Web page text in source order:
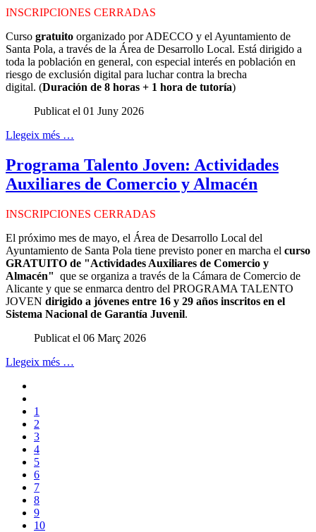
INSCRIPCIONES CERRADAS
Curso gratuito organizado por ADECCO y el Ayuntamiento de
Santa Pola, a través de la Área de Desarrollo Local. Está dirigido a
toda la población en general, con especial interés en población en
riesgo de exclusión digital para luchar contra la brecha
digital. (Duración de 8 horas + 1 hora de tutoría)
Publicat el 01 Juny 2026
Llegeix més …
Programa Talento Joven: Actividades
Auxiliares de Comercio y Almacén
INSCRIPCIONES CERRADAS
El próximo mes de mayo, el Área de Desarrollo Local del
Ayuntamiento de Santa Pola tiene previsto poner en marcha el curso
GRATUITO de "Actividades Auxiliares de Comercio y
Almacén" que se organiza a través de la Cámara de Comercio de
Alicante y que se enmarca dentro del PROGRAMA TALENTO
JOVEN dirigido a jóvenes entre 16 y 29 años inscritos en el
Sistema Nacional de Garantía Juvenil.
Publicat el 06 Març 2026
Llegeix més …
1
2
3
4
5
6
7
8
9
10